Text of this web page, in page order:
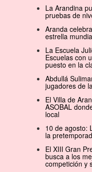
La Arandina
pruebas de
Aranda
estrella
La Escuela
Escuelas con
puesto en la
Abdullá
jugadores de
El Villa de
ASOBAL
local
10 de agosto:
la
El XIII Gran
busca a los
competición y